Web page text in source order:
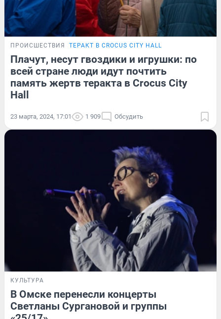
ПРОИСШЕСТВИЯ ТЕРАКТ В CROCUS CITY HALL
Плачут, несут гвоздики и игрушки: по
всей стране люди идут почтить
память жертв теракта в Crocus City
Hall
23 марта, 2024, 17:01 1 909 Обсудить
КУЛЬТУРА
В Омске перенесли концерты
Светланы Сургановой и группы